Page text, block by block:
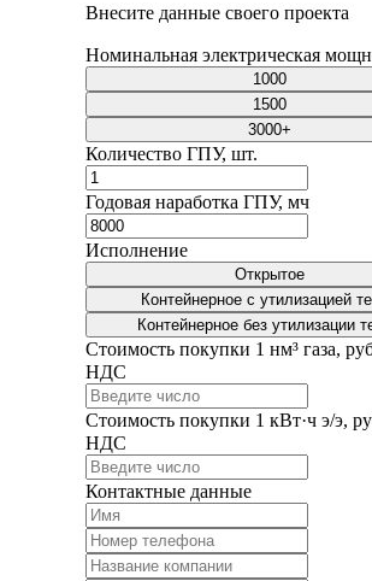
Внесите данные своего проекта
Номинальная электрическая
1000
1500
3000+
Количество ГПУ, шт.
Годовая наработка ГПУ, мч
Исполнение
Открытое
Контейнерное с утилизацией
Контейнерное без утилизации
Стоимость покупки 1 нм³ газа,
НДС
Стоимость покупки 1 кВт·ч э/э,
НДС
Контактные данные